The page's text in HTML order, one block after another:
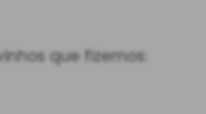
que fizemos: